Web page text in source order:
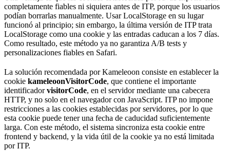
completamente fiables ni siquiera antes de ITP, porque los usuarios
podían borrarlas manualmente. Usar LocalStorage en su lugar
funcionó al principio; sin embargo, la última versión de ITP trata
LocalStorage como una cookie y las entradas caducan a los 7 días.
Como resultado, este método ya no garantiza A/B tests y
personalizaciones fiables en Safari.
La solución recomendada por Kameleoon consiste en establecer la
cookie kameleoonVisitorCode, que contiene el importante
identificadorvisitorCode, en el servidor mediante una cabecera
HTTP, y no solo en el navegador con JavaScript. ITP no impone
restricciones a las cookies establecidas por servidores, por lo que
esta cookie puede tener una fecha de caducidad suficientemente
larga. Con este método, el sistema sincroniza esta cookie entre
frontend y backend, y la vida útil de la cookie ya no está limitada
por ITP.